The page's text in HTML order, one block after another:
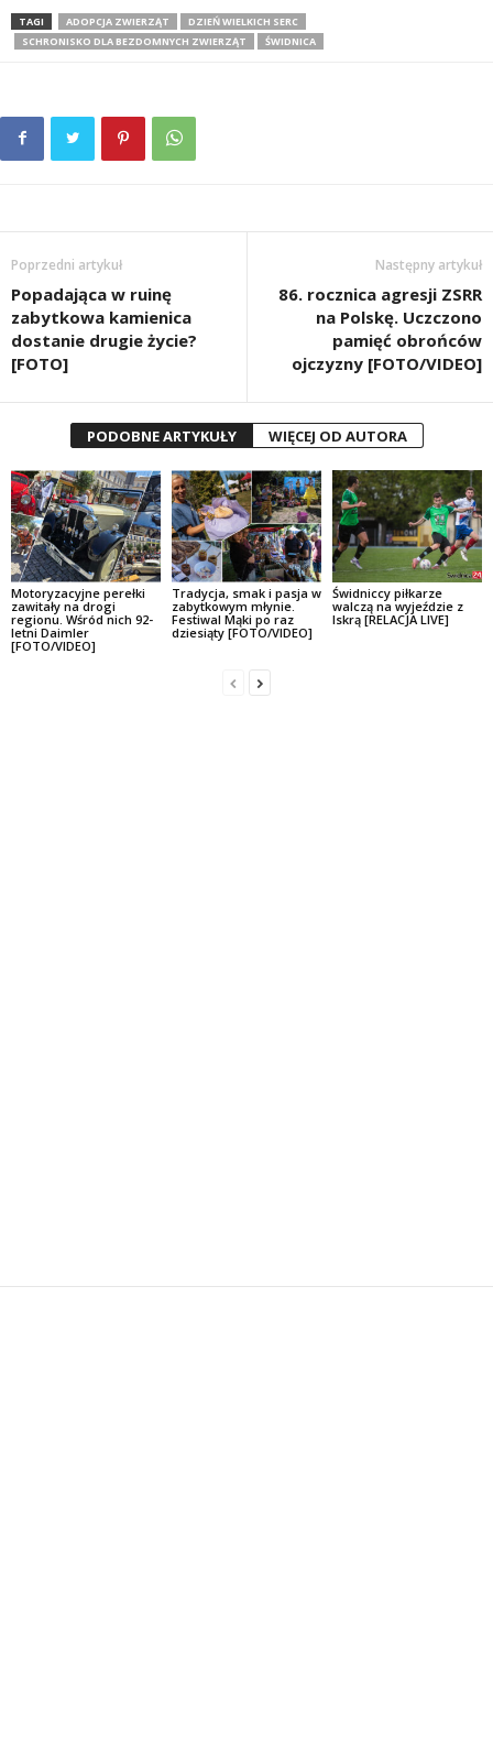
TAGI ADOPCJA ZWIERZĄT
DZIEŃ WIELKICH SERC
SCHRONISKO DLA BEZDOMNYCH ZWIERZĄT
ŚWIDNICA
Poprzedni artykuł
Popadająca w ruinę
zabytkowa kamienica
dostanie drugie życie?
[FOTO]
Następny artykuł
86. rocznica agresji ZSRR
na Polskę. Uczczono
pamięć obrońców
ojczyzny [FOTO/VIDEO]
PODOBNE ARTYKUŁY WIĘCEJ OD AUTORA
Motoryzacyjne perełki
zawitały na drogi
regionu. Wśród nich 92-
letni Daimler
[FOTO/VIDEO]
Tradycja, smak i pasja w
zabytkowym młynie.
Festiwal Mąki po raz
dziesiąty [FOTO/VIDEO]
Świdniccy piłkarze
walczą na wyjeździe z
Iskrą [RELACJA LIVE]